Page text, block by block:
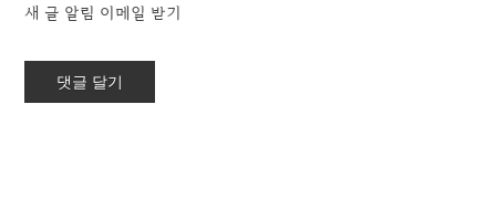
새 글 알림 이메일 받기